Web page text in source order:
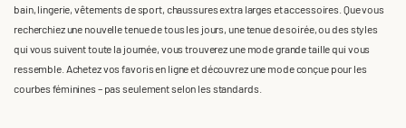
bain, lingerie, vêtements de sport, chaussures extra larges et accessoires. Que vous
recherchiez une nouvelle tenue de tous les jours, une tenue de soirée, ou des styles
qui vous suivent toute la journée, vous trouverez une mode grande taille qui vous
ressemble. Achetez vos favoris en ligne et découvrez une mode conçue pour les
courbes féminines – pas seulement selon les standards.